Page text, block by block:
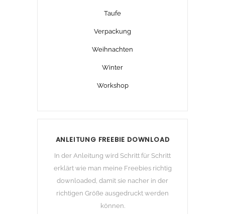
Taufe
Verpackung
Weihnachten
Winter
Workshop
ANLEITUNG FREEBIE DOWNLOAD
In der Anleitung wird Schritt für Schritt
erklärt wie man meine Freebies richtig
downloaded, damit sie nacher in der
richtigen Größe ausgedruckt werden
können.